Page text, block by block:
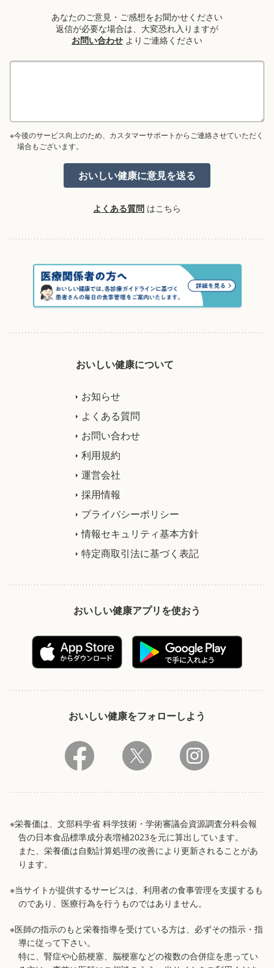
あなたのご意見・ご感想をお聞かせください
返信が必要な場合は、大変恐れ入りますが
お問い合わせ よりご連絡ください
※今後のサービス向上のため、カスタマーサポートからご連絡させていただく
場合もございます。
よくある質問 はこちら
おいしい健康について
お知らせ
よくある質問
お問い合わせ
利用規約
運営会社
採用情報
プライバシーポリシー
情報セキュリティ基本方針
特定商取引法に基づく表記
おいしい健康アプリを使おう
おいしい健康をフォローしよう
※栄養価は、文部科学省 科学技術・学術審議会資源調査分科会報
告の日本食品標準成分表増補2023を元に算出しています。
また、栄養価は自動計算処理の改善により更新されることがあ
ります。
※当サイトが提供するサービスは、利用者の食事管理を支援するも
のであり、医療行為を行うものではありません。
※医師の指示のもと栄養指導を受けている方は、必ずその指示・指
導に従って下さい。
特に、腎症や心筋梗塞、脳梗塞などの複数の合併症を患ってい